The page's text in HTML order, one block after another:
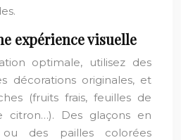
expérience visuelle
optimale, utilisez des
décorations originales, et
(fruits frais, feuilles de
citron…). Des glaçons en
des pailles colorées